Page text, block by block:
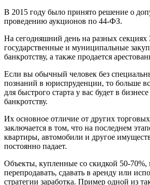
В 2015 году было принято решение о
проведению аукционов по 44-ФЗ.
На сегодняшний день на разных
государственные и муниципальные
банкротству, а также продается
Если вы обычный человек без
познаний в юриспруденции, то больше
для быстрого старта у вас будет в
банкротству.
Их основное отличие от других
заключается в том, что на последнем
квартиры, автомобили и другое
постоянно падает.
Объекты, купленные со скидкой 50-
перепродавать, сдавать в аренду или
стратегии заработка. Пример одной из